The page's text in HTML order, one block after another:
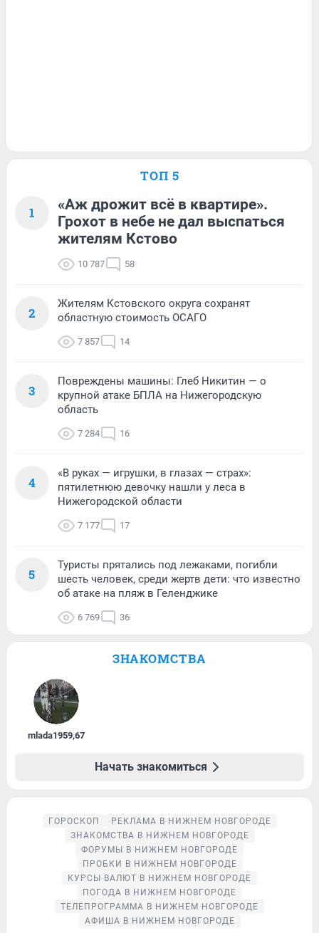
ТОП 5
1
«Аж дрожит всё в квартире».
Грохот в небе не дал выспаться
жителям Кстово
10 787 58
2
Жителям Кстовского округа сохранят
областную стоимость ОСАГО
7 857 14
3
Повреждены машины: Глеб Никитин — о
крупной атаке БПЛА на Нижегородскую
область
7 284 16
4
«В руках — игрушки, в глазах — страх»:
пятилетнюю девочку нашли у леса в
Нижегородской области
7 177 17
5
Туристы прятались под лежаками, погибли
шесть человек, среди жертв дети: что известно
об атаке на пляж в Геленджике
6 769 36
ЗНАКОМСТВА
mlada1959,67
Начать знакомиться
ГОРОСКОП
РЕКЛАМА В НИЖНЕМ НОВГОРОДЕ
ЗНАКОМСТВА В НИЖНЕМ НОВГОРОДЕ
ФОРУМЫ В НИЖНЕМ НОВГОРОДЕ
ПРОБКИ В НИЖНЕМ НОВГОРОДЕ
КУРСЫ ВАЛЮТ В НИЖНЕМ НОВГОРОДЕ
ПОГОДА В НИЖНЕМ НОВГОРОДЕ
ТЕЛЕПРОГРАММА В НИЖНЕМ НОВГОРОДЕ
АФИША В НИЖНЕМ НОВГОРОДЕ